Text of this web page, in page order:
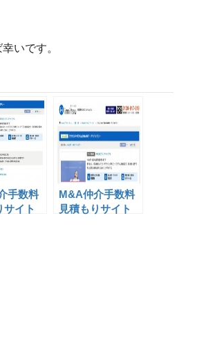
いです。
手数料
サイト
M&A仲介手数料
見積もりサイト